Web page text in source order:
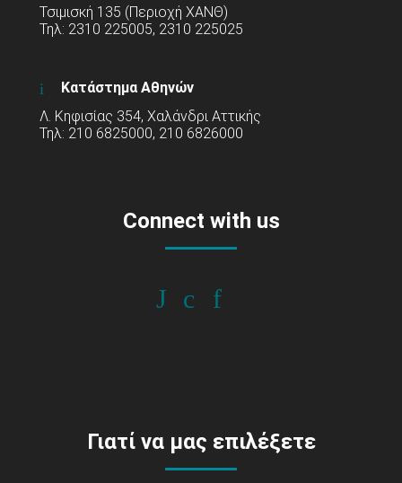
Τσιμισκή 135 (Περιοχή ΧΑΝΘ)
Τηλ: 2310 225005, 2310 225025
Κατάστημα Αθηνών
Λ. Κηφισίας 354, Χαλάνδρι Αττικής
Τηλ: 210 6825000, 210 6826000
Connect with us
Γιατί να μας επιλέξετε